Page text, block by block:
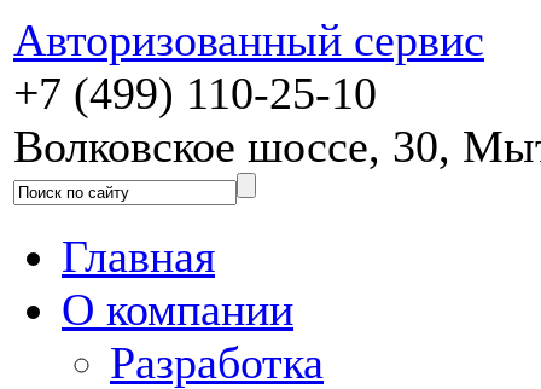
Авторизованный сервис
+7 (499) 110-25-10
Волковское шоссе, 30,
Главная
О компании
Разработка